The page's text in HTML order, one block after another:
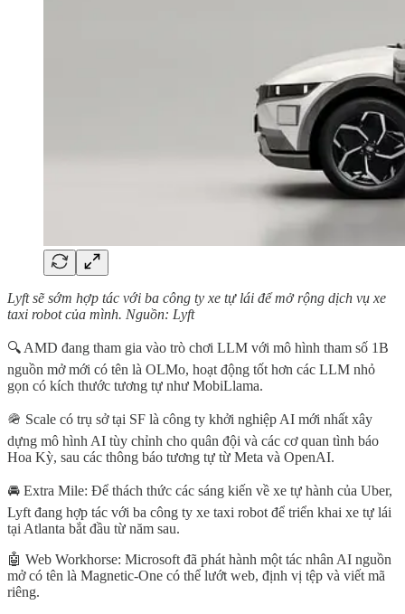
Lyft sẽ sớm hợp tác với ba công ty xe tự lái để mở rộng dịch vụ xe
taxi robot của mình. Nguồn: Lyft
🔍 AMD đang tham gia vào trò chơi LLM với mô hình tham số 1B
nguồn mở mới có tên là OLMo, hoạt động tốt hơn các LLM nhỏ
gọn có kích thước tương tự như MobiLlama.
🪖 Scale có trụ sở tại SF là công ty khởi nghiệp AI mới nhất xây
dựng mô hình AI tùy chỉnh cho quân đội và các cơ quan tình báo
Hoa Kỳ, sau các thông báo tương tự từ Meta và OpenAI.
🚘 Extra Mile: Để thách thức các sáng kiến ​​về xe tự hành của Uber,
Lyft đang hợp tác với ba công ty xe taxi robot để triển khai xe tự lái
tại Atlanta bắt đầu từ năm sau.
🤖 Web Workhorse: Microsoft đã phát hành một tác nhân AI nguồn
mở có tên là Magnetic-One có thể lướt web, định vị tệp và viết mã
riêng.